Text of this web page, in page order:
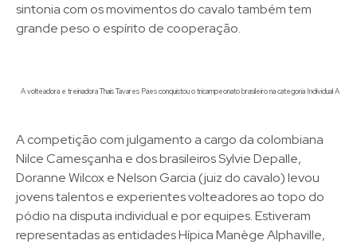
sintonia com os movimentos do cavalo também tem
grande peso o espírito de cooperação.
A volteadora e treinadora Thais Tavares Paes conquistou o tricampeonato brasileiro na categoria Individual A
A competição com julgamento a cargo da colombiana
Nilce Camesçanha e dos brasileiros Sylvie Depalle,
Doranne Wilcox e Nelson Garcia (juiz do cavalo) levou
jovens talentos e experientes volteadores ao topo do
pódio na disputa individual e por equipes. Estiveram
representadas as entidades Hípica Manège Alphaville,